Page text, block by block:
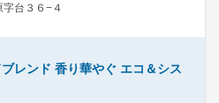
台３６−４
レンド 香り華やぐ エコ＆シス